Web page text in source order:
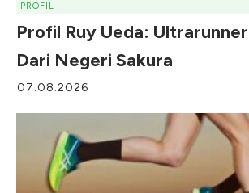
PROFIL
Profil Ruy Ueda: Ultrarunner
Dari Negeri Sakura
07.08.2026